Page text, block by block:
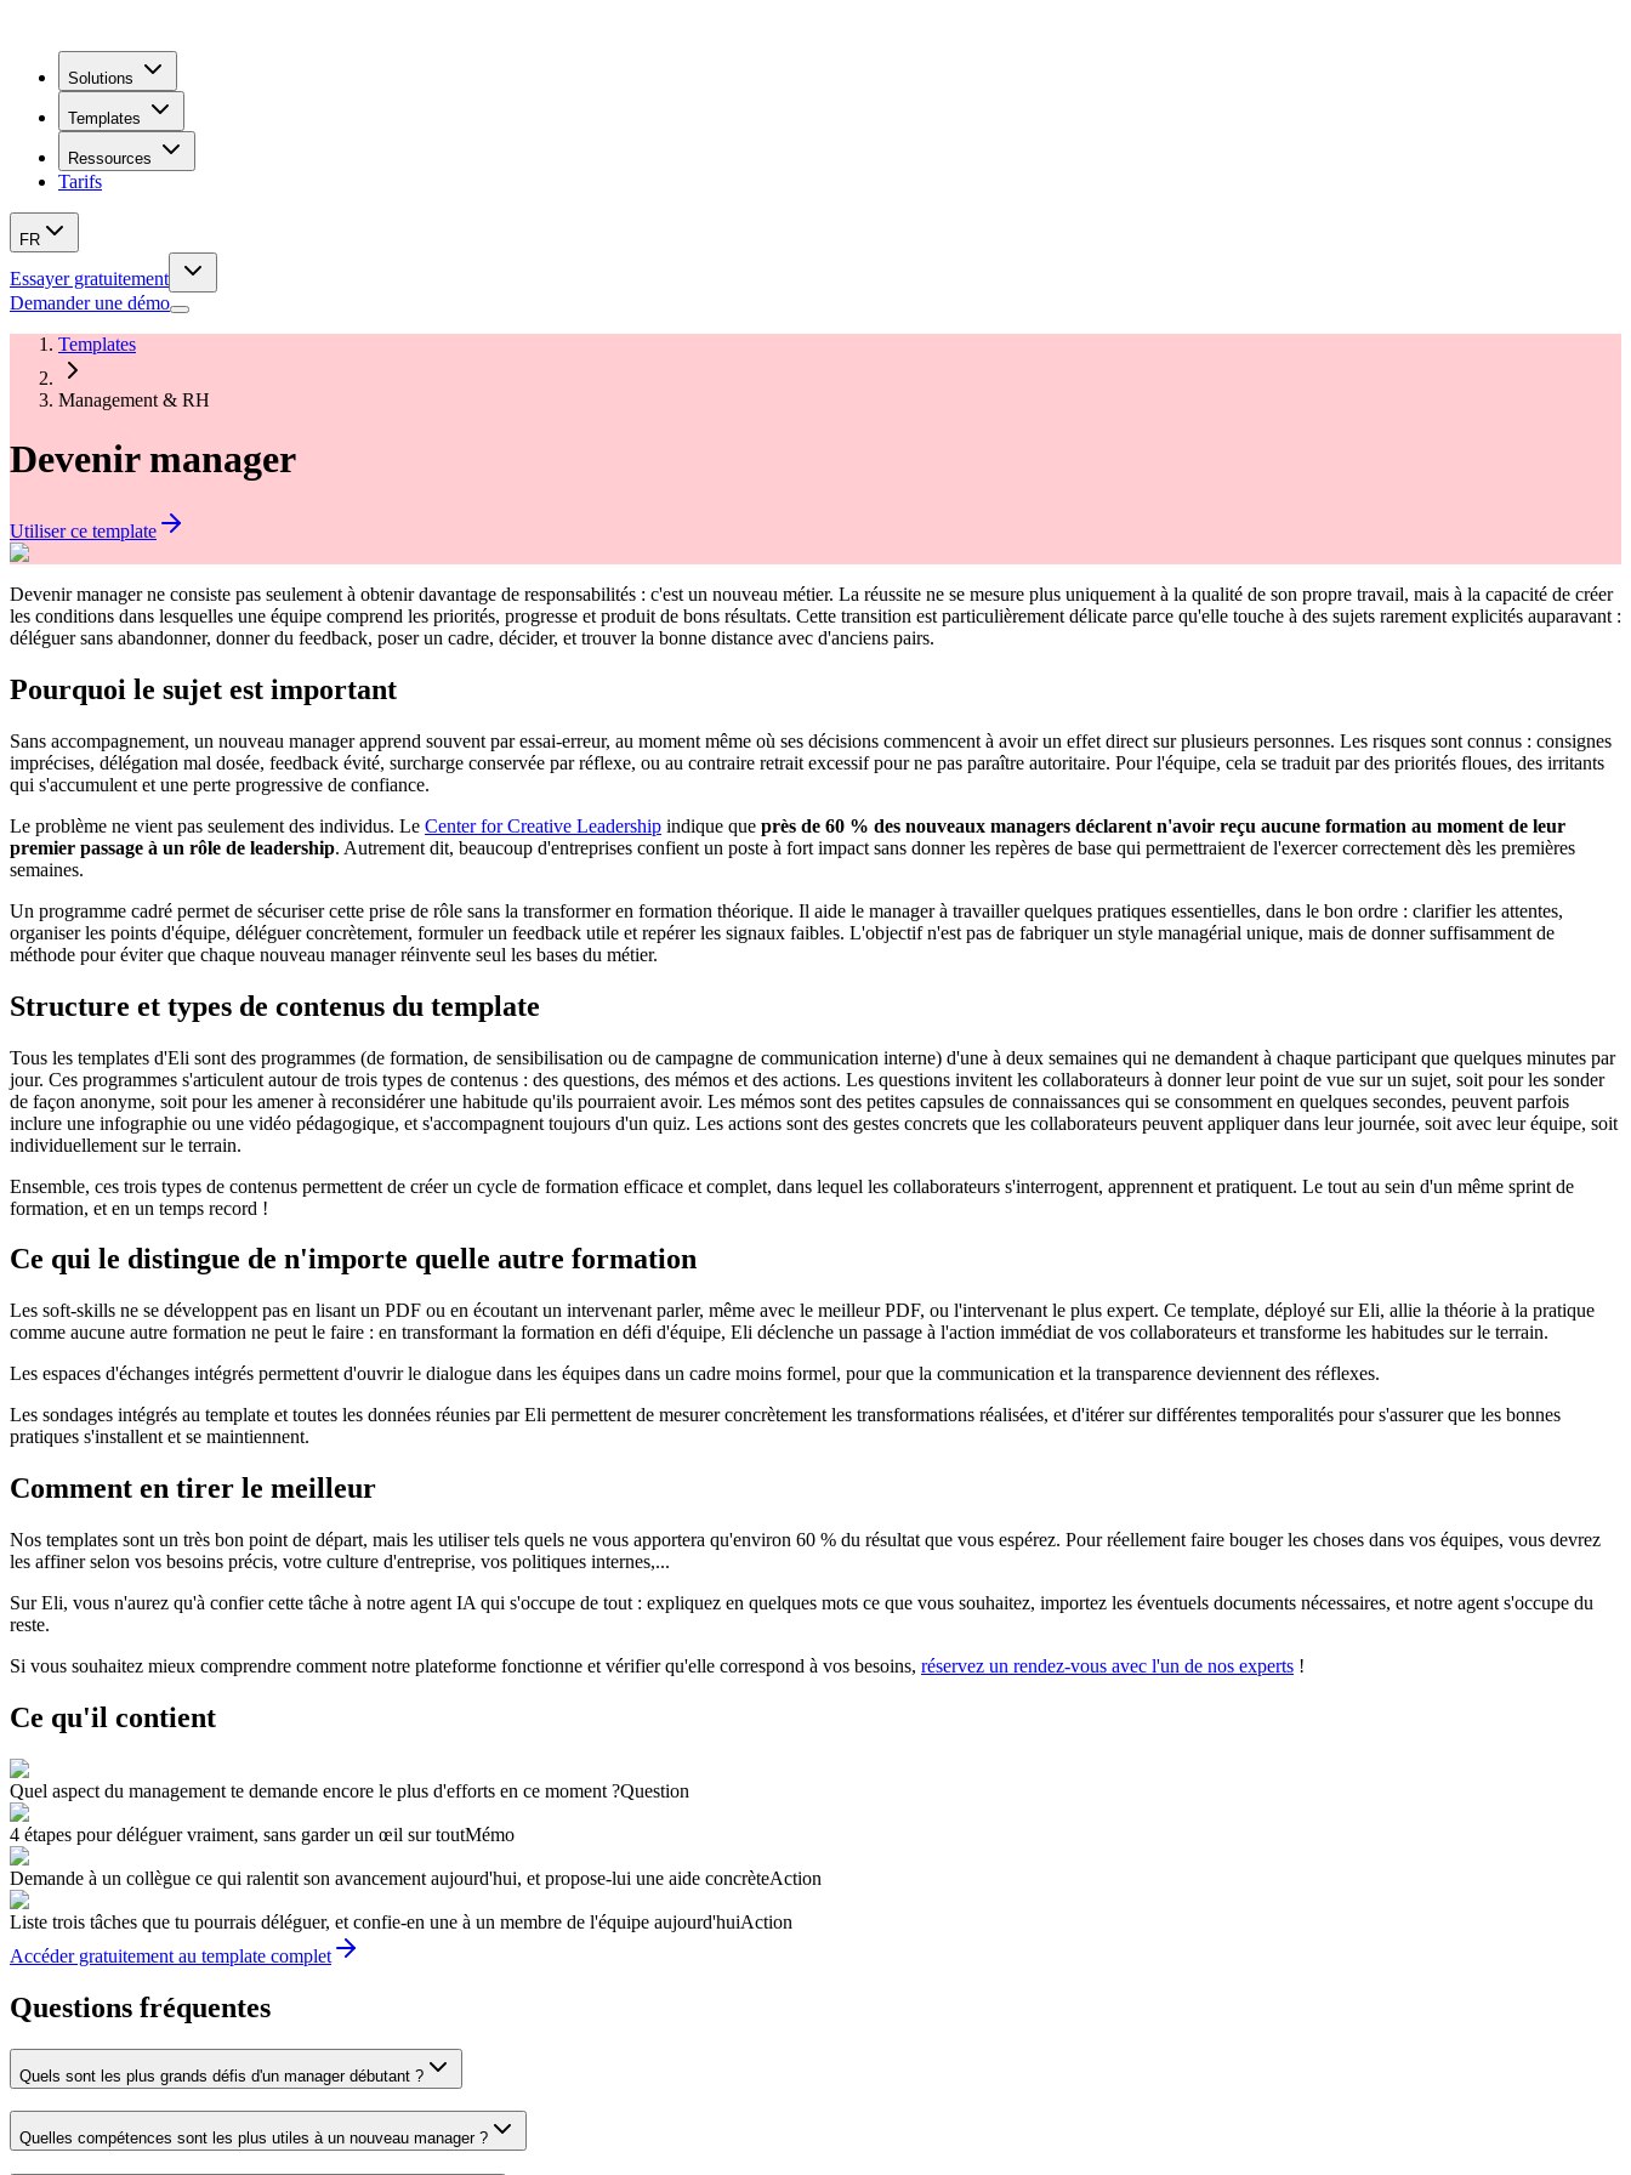
Solutions
Templates
Ressources
Tarifs
FR
Essayer gratuitement
Demander une démo
Templates
Management & RH
Devenir manager
Utiliser ce template
Devenir manager ne consiste pas seulement à obtenir davantage de responsabilités : c'est un nouveau métier. La réussite ne se mesure plus uniquement à la qualité de son propre travail, mais à la capacité de créer
les conditions dans lesquelles une équipe comprend les priorités, progresse et produit de bons résultats. Cette transition est particulièrement délicate parce qu'elle touche à des sujets rarement explicités auparavant :
déléguer sans abandonner, donner du feedback, poser un cadre, décider, et trouver la bonne distance avec d'anciens pairs.
Pourquoi le sujet est important
Sans accompagnement, un nouveau manager apprend souvent par essai-erreur, au moment même où ses décisions commencent à avoir un effet direct sur plusieurs personnes. Les risques sont connus : consignes
imprécises, délégation mal dosée, feedback évité, surcharge conservée par réflexe, ou au contraire retrait excessif pour ne pas paraître autoritaire. Pour l'équipe, cela se traduit par des priorités floues, des irritants
qui s'accumulent et une perte progressive de confiance.
Le problème ne vient pas seulement des individus. Le Center for Creative Leadership indique que près de 60 % des nouveaux managers déclarent n'avoir reçu aucune formation au moment de leur
premier passage à un rôle de leadership. Autrement dit, beaucoup d'entreprises confient un poste à fort impact sans donner les repères de base qui permettraient de l'exercer correctement dès les premières
semaines.
Un programme cadré permet de sécuriser cette prise de rôle sans la transformer en formation théorique. Il aide le manager à travailler quelques pratiques essentielles, dans le bon ordre : clarifier les attentes,
organiser les points d'équipe, déléguer concrètement, formuler un feedback utile et repérer les signaux faibles. L'objectif n'est pas de fabriquer un style managérial unique, mais de donner suffisamment de
méthode pour éviter que chaque nouveau manager réinvente seul les bases du métier.
Structure et types de contenus du template
Tous les templates d'Eli sont des programmes (de formation, de sensibilisation ou de campagne de communication interne) d'une à deux semaines qui ne demandent à chaque participant que quelques minutes par
jour. Ces programmes s'articulent autour de trois types de contenus : des questions, des mémos et des actions. Les questions invitent les collaborateurs à donner leur point de vue sur un sujet, soit pour les sonder
de façon anonyme, soit pour les amener à reconsidérer une habitude qu'ils pourraient avoir. Les mémos sont des petites capsules de connaissances qui se consomment en quelques secondes, peuvent parfois
inclure une infographie ou une vidéo pédagogique, et s'accompagnent toujours d'un quiz. Les actions sont des gestes concrets que les collaborateurs peuvent appliquer dans leur journée, soit avec leur équipe, soit
individuellement sur le terrain.
Ensemble, ces trois types de contenus permettent de créer un cycle de formation efficace et complet, dans lequel les collaborateurs s'interrogent, apprennent et pratiquent. Le tout au sein d'un même sprint de
formation, et en un temps record !
Ce qui le distingue de n'importe quelle autre formation
Les soft-skills ne se développent pas en lisant un PDF ou en écoutant un intervenant parler, même avec le meilleur PDF, ou l'intervenant le plus expert. Ce template, déployé sur Eli, allie la théorie à la pratique
comme aucune autre formation ne peut le faire : en transformant la formation en défi d'équipe, Eli déclenche un passage à l'action immédiat de vos collaborateurs et transforme les habitudes sur le terrain.
Les espaces d'échanges intégrés permettent d'ouvrir le dialogue dans les équipes dans un cadre moins formel, pour que la communication et la transparence deviennent des réflexes.
Les sondages intégrés au template et toutes les données réunies par Eli permettent de mesurer concrètement les transformations réalisées, et d'itérer sur différentes temporalités pour s'assurer que les bonnes
pratiques s'installent et se maintiennent.
Comment en tirer le meilleur
Nos templates sont un très bon point de départ, mais les utiliser tels quels ne vous apportera qu'environ 60 % du résultat que vous espérez. Pour réellement faire bouger les choses dans vos équipes, vous devrez
les affiner selon vos besoins précis, votre culture d'entreprise, vos politiques internes,...
Sur Eli, vous n'aurez qu'à confier cette tâche à notre agent IA qui s'occupe de tout : expliquez en quelques mots ce que vous souhaitez, importez les éventuels documents nécessaires, et notre agent s'occupe du
reste.
Si vous souhaitez mieux comprendre comment notre plateforme fonctionne et vérifier qu'elle correspond à vos besoins, réservez un rendez-vous avec l'un de nos experts !
Ce qu'il contient
Quel aspect du management te demande encore le plus d'efforts en ce moment ?Question
4 étapes pour déléguer vraiment, sans garder un œil sur toutMémo
Demande à un collègue ce qui ralentit son avancement aujourd'hui, et propose-lui une aide concrèteAction
Liste trois tâches que tu pourrais déléguer, et confie-en une à un membre de l'équipe aujourd'huiAction
Accéder gratuitement au template complet
Questions fréquentes
Quels sont les plus grands défis d'un manager débutant ?
Quelles compétences sont les plus utiles à un nouveau manager ?